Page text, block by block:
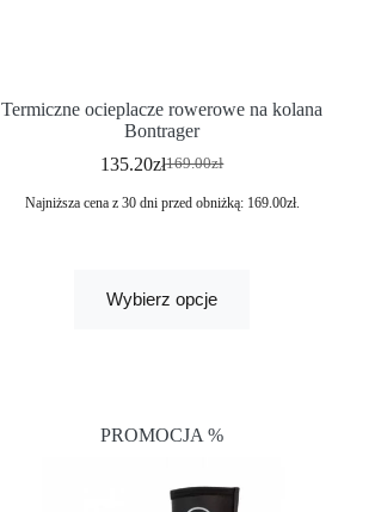
Termiczne ocieplacze rowerowe na kolana
Bontrager
169.00zł
135.20zł
Najniższa cena z 30 dni przed obniżką: 169.00zł.
Wybierz opcje
PROMOCJA %